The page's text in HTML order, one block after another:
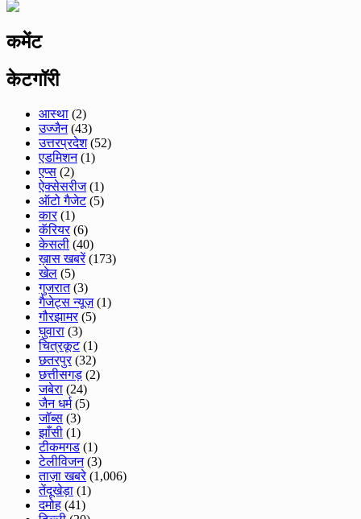
कमेंट
केटगॉरी
आस्था (2)
उज्जैन(43)
उत्तरप्रदेश(52)
एडमिशन(1)
एप्स (2)
ऐक्सेसरीज(1)
ऑटो गैजेट(5)
कार(1)
कॅरियर(6)
केसली (40)
ख़ास खबरें(173)
खेल (5)
गुजरात(3)
गैजेट्स न्यूज़(1)
गौरझामर(5)
घुवारा (3)
चित्रकूट(1)
छतरपुर(32)
छत्तीसगड़ (2)
जबेरा (24)
जैन धर्म(5)
जॉब्स (3)
झाँसी (1)
टीकमगड (1)
टेलीविजन(3)
ताज़ा खबरे(1,006)
तेंदूखेड़ा (1)
दमोह (41)